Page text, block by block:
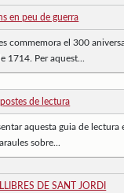
en peu de guerra
commemora el 300
1714. Per aquest...
de lectura
aquesta guia de lectura
sobre...
DE SANT JORDI